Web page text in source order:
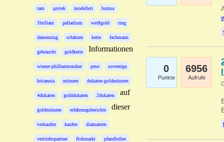
tam çeyrek modelleri burma
1brillant palladium weißgold ring
damenring schätzen kette fachmann
gebraucht goldkette
wiener-philharmoniker peso sovereign
britannia münzen dukaten-goldmünzen
4dukaten golddukaten 2dukaten
goldmünzen erfahrungsberichte
verkaufen kaufen diamanten
vertriebspartner flohmarkt pfandleiher
Informationen
auf
dieser
0
Punkte
6956
Aufrufe